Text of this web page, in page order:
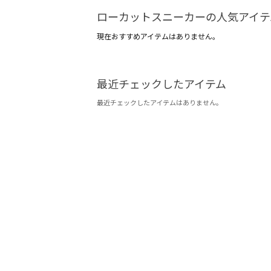
ローカットスニーカーの人気アイ
現在おすすめアイテムはありません。
最近チェックしたアイテム
最近チェックしたアイテムはありません。